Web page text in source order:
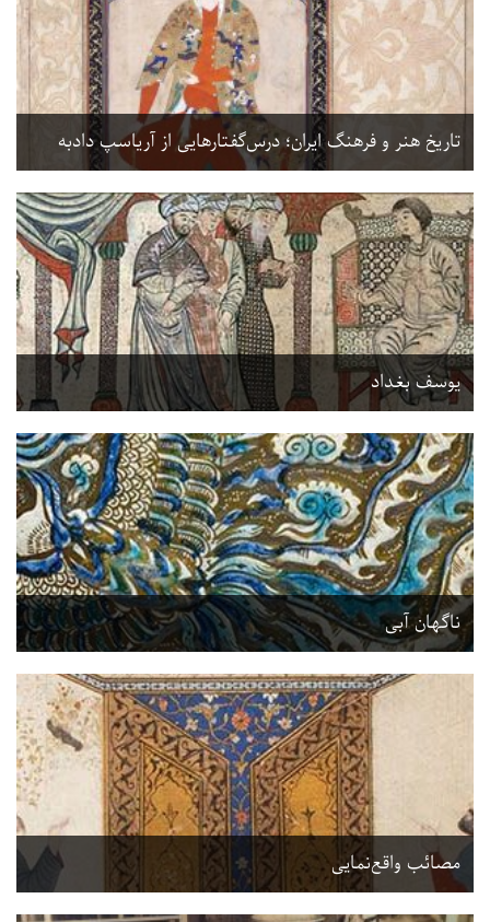
تاریخ هنر و فرهنگ ایران؛ درس‌‌گفتارهایی از آریاسپ دادبه
یوسف بغداد
ناگهان آبی
مصائب واقع‌نمایی